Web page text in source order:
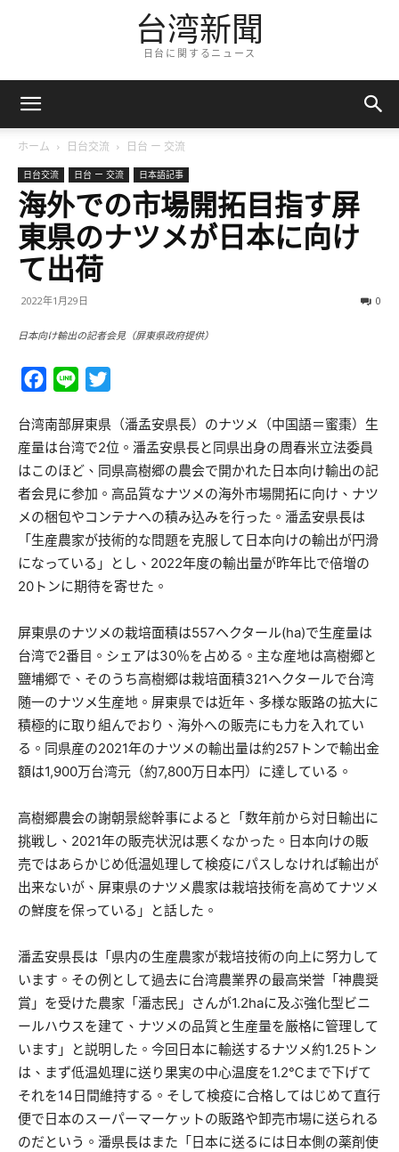
台湾新聞
日台に関するニュース
ホーム 日台交流 日台 ー 交流
日台交流 日台 ー 交流 日本語記事
海外での市場開拓目指す屏
東県のナツメが日本に向け
て出荷
2022年1月29日 0
日本向け輸出の記者会見（屏東県政府提供）
Facebook
Line
台湾南部屏東県（潘孟安県長）のナツメ（中国語＝蜜棗）生
産量は台湾で2位。潘孟安県長と同県出身の周春米立法委員
はこのほど、同県高樹郷の農会で開かれた日本向け輸出の記
者会見に参加。高品質なナツメの海外市場開拓に向け、ナツ
メの梱包やコンテナへの積み込みを行った。潘孟安県長は
「生産農家が技術的な問題を克服して日本向けの輸出が円滑
になっている」とし、2022年度の輸出量が昨年比で倍増の
20トンに期待を寄せた。
屏東県のナツメの栽培面積は557ヘクタール(ha)で生産量は
台湾で2番目。シェアは30％を占める。主な産地は高樹郷と
鹽埔郷で、そのうち高樹郷は栽培面積321ヘクタールで台湾
随一のナツメ生産地。屏東県では近年、多様な販路の拡大に
積極的に取り組んでおり、海外への販売にも力を入れてい
る。同県産の2021年のナツメの輸出量は約257トンで輸出金
額は1,900万台湾元（約7,800万日本円）に達している。
高樹郷農会の謝朝景総幹事によると「数年前から対日輸出に
挑戦し、2021年の販売状況は悪くなかった。日本向けの販
売ではあらかじめ低温処理して検疫にパスしなければ輸出が
出来ないが、屏東県のナツメ農家は栽培技術を高めてナツメ
の鮮度を保っている」と話した。
潘孟安県長は「県内の生産農家が栽培技術の向上に努力して
います。その例として過去に台湾農業界の最高栄誉「神農奨
賞」を受けた農家「潘志民」さんが1.2haに及ぶ強化型ビニ
ールハウスを建て、ナツメの品質と生産量を厳格に管理して
います」と説明した。今回日本に輸送するナツメ約1.25トン
は、まず低温処理に送り果実の中心温度を1.2℃まで下げて
それを14日間維持する。そして検疫に合格してはじめて直行
便で日本のスーパーマーケットの販路や卸売市場に送られる
のだという。潘県長はまた「日本に送るには日本側の薬剤使